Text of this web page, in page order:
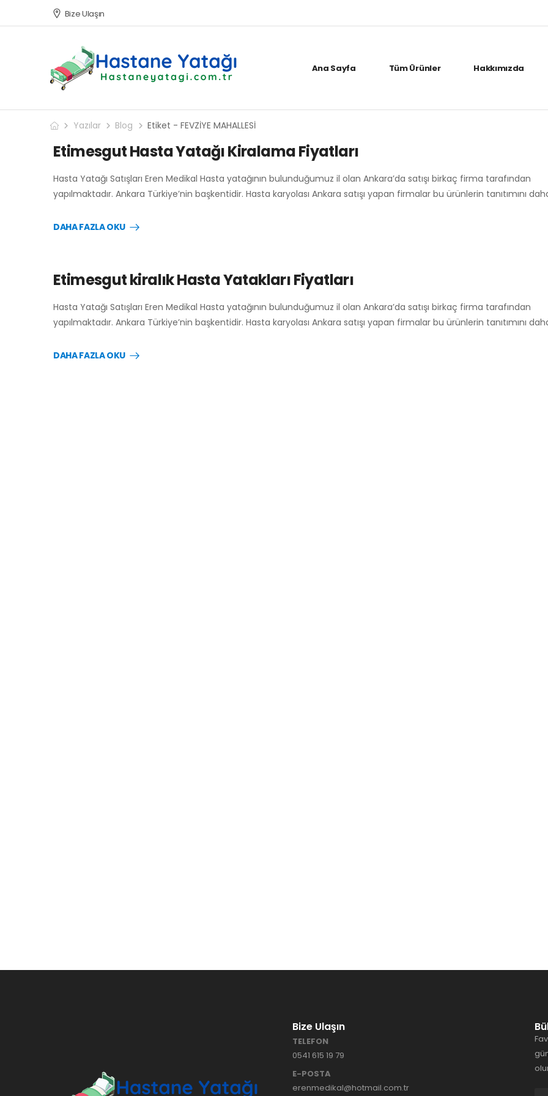
Bize Ulaşın
Ana Sayfa Tüm Ürünler Hakkımızda
Yazılar Blog Etiket - FEVZİYE MAHALLESİ
Etimesgut Hasta Yatağı Kiralama Fiyatları
Hasta Yatağı Satışları Eren Medikal Hasta yatağının bulunduğumuz il olan Ankara’da satışı birkaç firma tarafından
yapılmaktadır. Ankara Türkiye’nin başkentidir. Hasta karyolası Ankara satışı yapan firmalar bu ürünlerin tanıtımını
DAHA FAZLA OKU
Etimesgut kiralık Hasta Yatakları Fiyatları
Hasta Yatağı Satışları Eren Medikal Hasta yatağının bulunduğumuz il olan Ankara’da satışı birkaç firma tarafından
yapılmaktadır. Ankara Türkiye’nin başkentidir. Hasta karyolası Ankara satışı yapan firmalar bu ürünlerin tanıtımını
DAHA FAZLA OKU
Bize Ulaşın
TELEFON
0541 615 19 79
E-POSTA
erenmedikal@hotmail.com.tr